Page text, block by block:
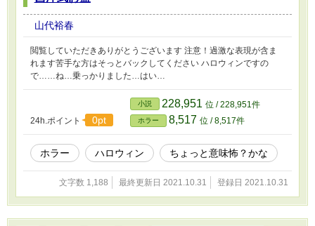
山代裕春
閲覧していただきありがとうございます 注意！過激な表現が含ま
れます苦手な方はそっとバックしてください ハロウィンですの
で……ね…乗っかりました…はい…
24h.ポイント 0pt
小説 228,951 位 / 228,951件
ホラー 8,517 位 / 8,517件
ホラー ハロウィン ちょっと意味怖？かな
文字数 1,188 最終更新日 2021.10.31 登録日 2021.10.31